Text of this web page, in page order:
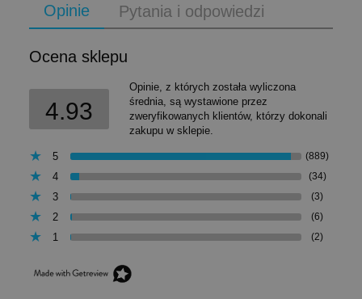
Opinie Pytania i odpowiedzi
Ocena sklepu
4.93
Opinie, z których została wyliczona
średnia, są wystawione przez
zweryfikowanych klientów, którzy dokonali
zakupu w sklepie.
5 (889)
4 (34)
3 (3)
2 (6)
1 (2)